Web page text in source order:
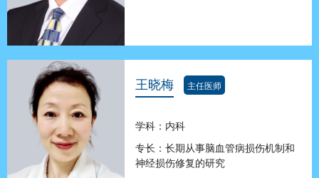
王晓梅 主任医师
学科：内科
专长：长期从事脑血管病损伤机制和
神经损伤修复的研究